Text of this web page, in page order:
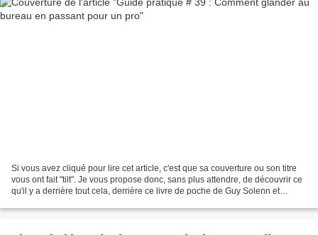
Si vous avez cliqué pour lire cet article, c'est que sa couverture ou son titre
vous ont fait "tilt". Je vous propose donc, sans plus attendre, de découvrir ce
qu'il y a derrière tout cela, derrière ce livre de poche de Guy Solenn et